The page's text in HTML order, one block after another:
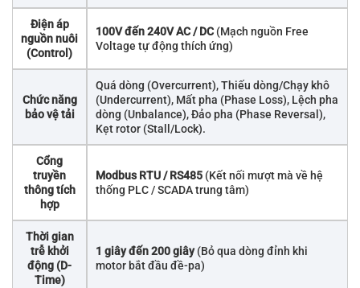
Điện áp
nguồn nuôi
(Control)
100V đến 240V AC / DC (Mạch nguồn Free
Voltage tự động thích ứng)
Chức năng
bảo vệ tải
Quá dòng (Overcurrent), Thiếu dòng/Chạy khô
(Undercurrent), Mất pha (Phase Loss), Lệch pha
dòng (Unbalance), Đảo pha (Phase Reversal),
Kẹt rotor (Stall/Lock).
Cổng
truyền
thông tích
hợp
Modbus RTU / RS485 (Kết nối mượt mà về hệ
thống PLC / SCADA trung tâm)
Thời gian
trễ khởi
động (D-
Time)
1 giây đến 200 giây(Bỏ qua dòng đỉnh khi
motor bắt đầu đề-pa)